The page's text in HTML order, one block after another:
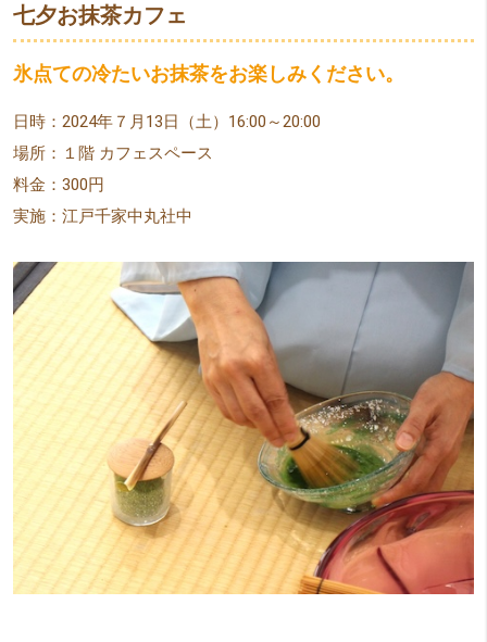
七夕お抹茶カフェ
氷点ての冷たいお抹茶をお楽しみください。
日時：2024年７月13日（土）16:00～20:00
場所：１階 カフェスペース
料金：300円
実施：江戸千家中丸社中